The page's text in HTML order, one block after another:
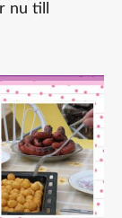
nu till